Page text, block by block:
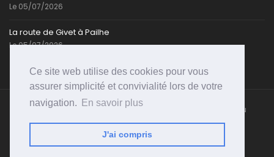
Ce site web utilise des cookies pour vous
assurer simplicité et convivialité lors de votre
navigation.
En savoir plus
J'ai compris
Le 05/07/2026
La route de Givet à Pailhe
Le 05/07/2026
Caroline-Cassart.be @ Toute reproduction partielle ou
totale est strictement interdite | Propulsé parPSI-
Ouffet